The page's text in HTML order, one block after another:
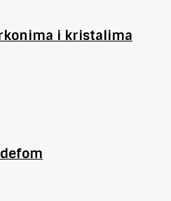
i kristalima